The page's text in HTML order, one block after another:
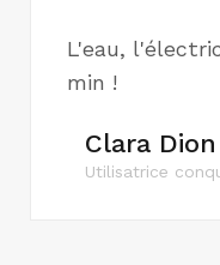
L'eau,
min !
Clara Dion
Utilisatrice